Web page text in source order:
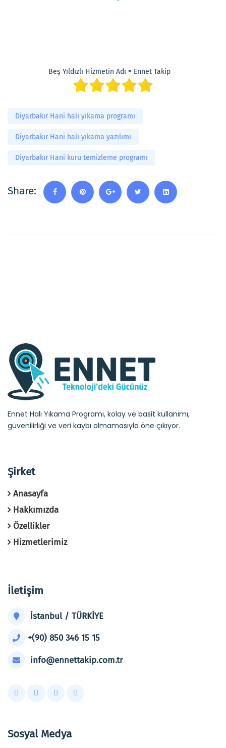
Beş Yıldızlı Hizmetin Adı = Ennet Takip
Diyarbakır Hani halı yıkama programı
Diyarbakır Hani halı yıkama yazılımı
Diyarbakır Hani kuru temizleme programı
Share:
Ennet Halı Yıkama Programı, kolay ve basit kullanımı,
güvenilirliği ve veri kaybı olmamasıyla öne çıkıyor.
Şirket
Anasayfa
Hakkımızda
Özellikler
Hizmetlerimiz
İletişim
İstanbul / TÜRKİYE
+(90) 850 346 15 15
info@ennettakip.com.tr
Sosyal Medya